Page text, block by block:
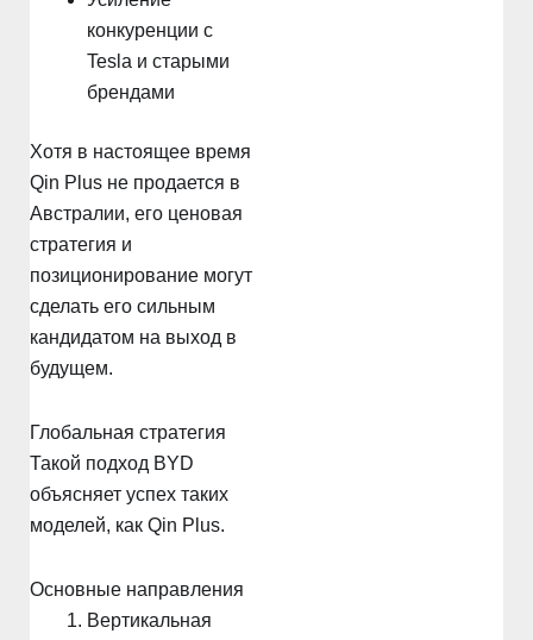
конкуренции с
Tesla и старыми
брендами
Хотя в настоящее время
Qin Plus не продается в
Австралии, его ценовая
стратегия и
позиционирование могут
сделать его сильным
кандидатом на выход в
будущем.
Глобальная стратегия
Такой подход BYD
объясняет успех таких
моделей, как Qin Plus.
Основные направления
Вертикальная